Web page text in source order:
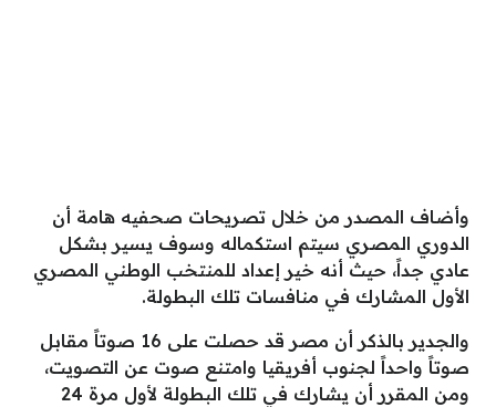
وأضاف المصدر من خلال تصريحات صحفيه هامة أن
الدوري المصري سيتم استكماله وسوف يسير بشكل
عادي جداً، حيث أنه خير إعداد للمنتخب الوطني المصري
الأول المشارك في منافسات تلك البطولة.
والجدير بالذكر أن مصر قد حصلت على 16 صوتاً مقابل
صوتاً واحداً لجنوب أفريقيا وامتنع صوت عن التصويت،
ومن المقرر أن يشارك في تلك البطولة لأول مرة 24